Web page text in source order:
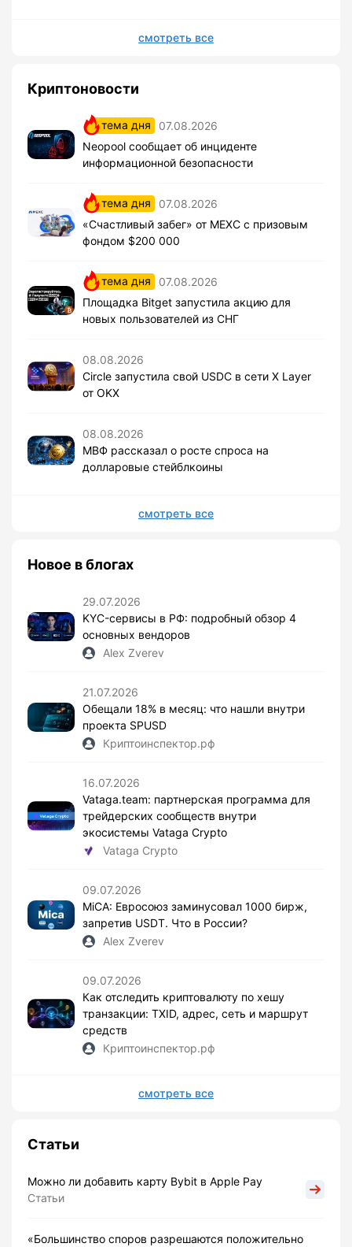
смотреть все
Криптоновости
тема дня
07.08.2026
Neopool сообщает об инциденте
информационной безопасности
тема дня
07.08.2026
«Счастливый забег» от MEXC с призовым
фондом $200 000
тема дня
07.08.2026
Площадка Bitget запустила акцию для
новых пользователей из СНГ
08.08.2026
Circle запустила свой USDC в сети X Layer
от OKX
08.08.2026
МВФ рассказал о росте спроса на
долларовые стейблкоины
смотреть все
Новое в блогах
29.07.2026
KYC-сервисы в РФ: подробный обзор 4
основных вендоров
Alex Zverev
21.07.2026
Обещали 18% в месяц: что нашли внутри
проекта SPUSD
Криптоинспектор.рф
16.07.2026
Vataga.team: партнерская программа для
трейдерских сообществ внутри
экосистемы Vataga Crypto
Vataga Crypto
09.07.2026
MiCA: Евросоюз заминусовал 1000 бирж,
запретив USDT. Что в России?
Alex Zverev
09.07.2026
Как отследить криптовалюту по хешу
транзакции: TXID, адрес, сеть и маршрут
средств
Криптоинспектор.рф
смотреть все
Статьи
Можно ли добавить карту Bybit в Apple Pay
Статьи
«Большинство споров разрешаются положительно